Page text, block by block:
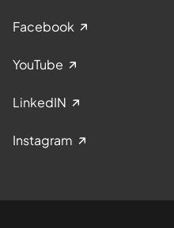
Facebook
YouTube
LinkedIN
Instagram